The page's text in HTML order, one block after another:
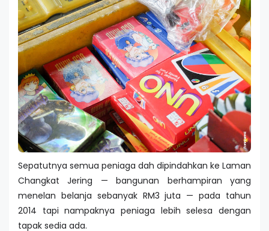
Sepatutnya semua peniaga dah dipindahkan ke Laman
Changkat Jering — bangunan berhampiran yang
menelan belanja sebanyak RM3 juta — pada tahun
2014 tapi nampaknya peniaga lebih selesa dengan
tapak sedia ada.